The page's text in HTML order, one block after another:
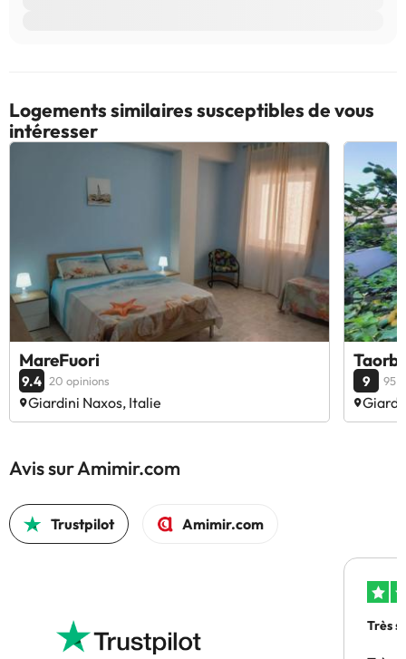
Logements similaires susceptibles de vous
intéresser
MareFuori
9.4 20 opinions
Giardini Naxos, Italie
9 95
Avis sur Amimir.com
Trustpilot Amimir.com
Très